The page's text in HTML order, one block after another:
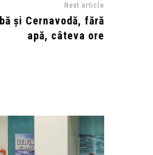
Next article
și Cernavodă, fără
apă, câteva ore